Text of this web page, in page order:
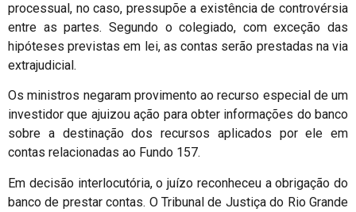
processual, no caso, pressupõe a existência de controvérsia
entre as partes. Segundo o colegiado, com exceção das
hipóteses previstas em lei, as contas serão prestadas na via
extrajudicial.
Os ministros negaram provimento ao recurso especial de um
investidor que ajuizou ação para obter informações do banco
sobre a destinação dos recursos aplicados por ele em
contas relacionadas ao Fundo 157.
Em decisão interlocutória, o juízo reconheceu a obrigação do
banco de prestar contas. O Tribunal de Justiça do Rio Grande